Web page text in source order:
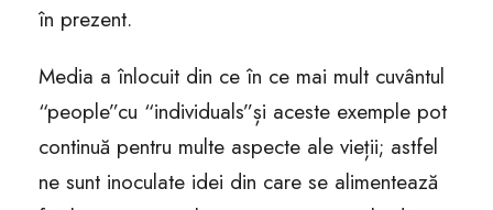
în prezent.
Media a înlocuit din ce în ce mai mult cuvântul
“people”cu “individuals”și aceste exemple pot
continuă pentru multe aspecte ale vieții; astfel
ne sunt inoculate idei din care se alimentează